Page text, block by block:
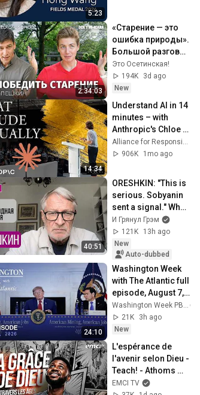
5:23
2:34:03
«Старение — это
ошибка природы».
Большой разговор
с ученым из
Гарварда
Это Осетинская!
194K
3d ago
New
14:34
Understand AI in 14
minutes – with
Anthropic's Chloe
Lubinski [ARC 2026]Alliance for Responsible Citizenship
906K
1mo ago
40:51
ORESHKIN: "This is
serious. Sobyanin
sent a signal." What
they noticed in the
Kremlin, what's up
...
И Грянул Грэм
121K
13h ago
New
Auto-dubbed
24:10
Washington Week
with The Atlantic full
episode, August 7,
2026
Washington Week PBS
21K
3h ago
New
L'espérance de
l'avenir selon Dieu -
Teach! - Athoms
Mbuma
EMCI TV